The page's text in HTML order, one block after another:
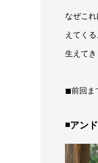
なぜこ
えてく
生えてき
◼︎前回ま
◾️アン